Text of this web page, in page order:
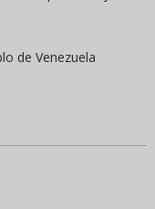
de Venezuela